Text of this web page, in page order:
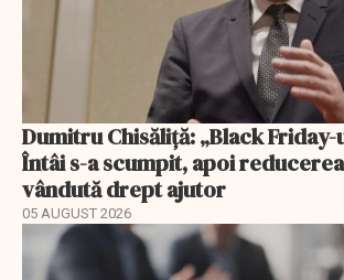
Dumitru Chisăliță: „Black
Întâi s-a scumpit, apoi
vândută drept ajutor
05 AUGUST 2026